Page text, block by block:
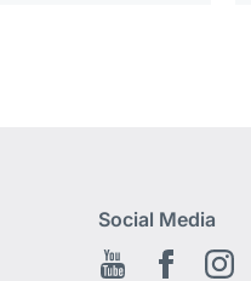
Social Media
Youtube Facebook